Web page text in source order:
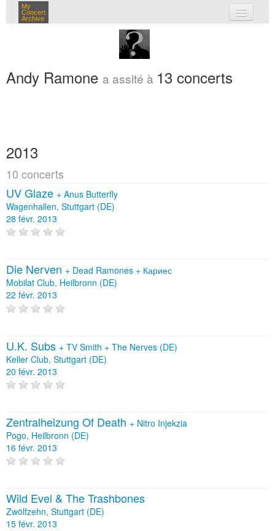
My
Concert
Archive
mes concerts
connexion
Andy Ramone a assité à 13 concerts
2013
10 concerts
UV Glaze + Anus Butterfly
Wagenhallen, Stuttgart (DE)
28 févr. 2013
Die Nerven + Dead Ramones + Кариес
Mobilat Club, Heilbronn (DE)
22 févr. 2013
U.K. Subs + TV Smith + The Nerves (DE)
Keller Club, Stuttgart (DE)
20 févr. 2013
Zentralheizung Of Death + Nitro Injekzia
Pogo, Heilbronn (DE)
16 févr. 2013
Wild Evel & The Trashbones
Zwölfzehn, Stuttgart (DE)
15 févr. 2013